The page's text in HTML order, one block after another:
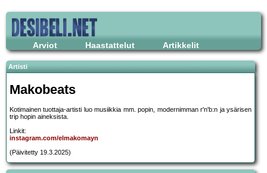
Arviot Haastattelut Artikkelit
Artisti
Makobeats
Kotimainen tuottaja-artisti luo musiikkia mm. popin, modernimman r'n'b:n ja ysärisen
trip hopin aineksista.
Linkit:
instagram.com/elmakomayn
(Päivitetty 19.3.2025)